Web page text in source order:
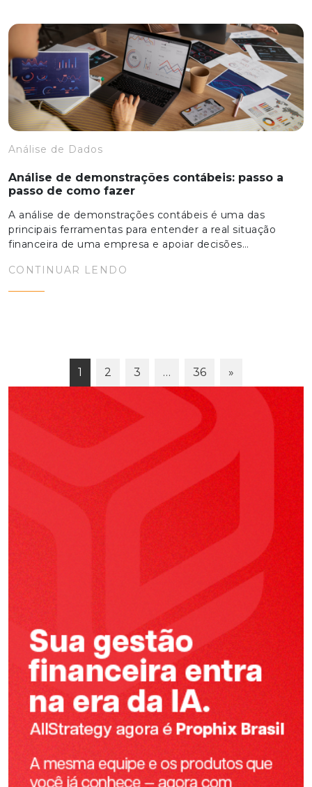
Análise de Dados
Análise de demonstrações contábeis: passo a
passo de como fazer
A análise de demonstrações contábeis é uma das
principais ferramentas para entender a real situação
financeira de uma empresa e apoiar decisões…
CONTINUAR LENDO
1 2 3 … 36 »